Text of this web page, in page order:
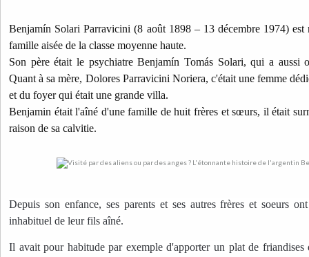
Benjamín Solari Parravicini (8 août 1898 – 13 décembre 1974) est
famille aisée de la classe moyenne haute.
Son père était le psychiatre Benjamín Tomás Solari, qui a aussi
Quant à sa mère, Dolores Parravicini Noriera, c'était une femme
et du foyer qui était une grande villa.
Benjamin était l'aîné d'une famille de huit frères et sœurs, il était
raison de sa calvitie.
Depuis son enfance, ses parents et ses autres frères et soeurs
inhabituel de leur fils aîné.
Il avait pour habitude par exemple d'apporter un plat de friandises